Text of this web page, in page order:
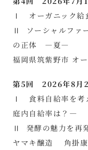
Ⅰ オーガニック給
Ⅱ ソーシャルファ
の正体 ―夏―
福岡県筑紫野市 オ
第5回 2026年8月
Ⅰ 食料自給率を考
庭内自給率は？―
Ⅱ 発酵の魅力を
ヤマキ醸造 角掛